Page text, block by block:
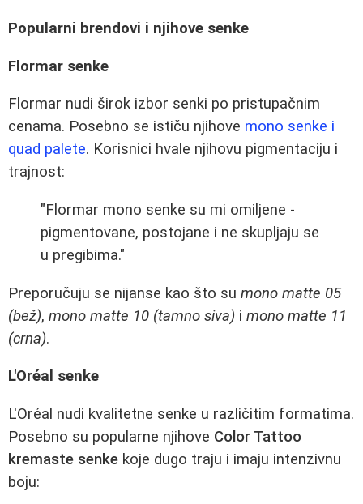
Popularni brendovi i njihove senke
Flormar senke
Flormar nudi širok izbor senki po pristupačnim
cenama. Posebno se ističu njihove mono senke i
quad palete. Korisnici hvale njihovu pigmentaciju i
trajnost:
"Flormar mono senke su mi omiljene -
pigmentovane, postojane i ne skupljaju se
u pregibima."
Preporučuju se nijanse kao što su mono matte 05
(bež), mono matte 10 (tamno siva) i mono matte 11
(crna).
L'Oréal senke
L'Oréal nudi kvalitetne senke u različitim formatima.
Posebno su popularne njihove Color Tattoo
kremaste senke koje dugo traju i imaju intenzivnu
boju: